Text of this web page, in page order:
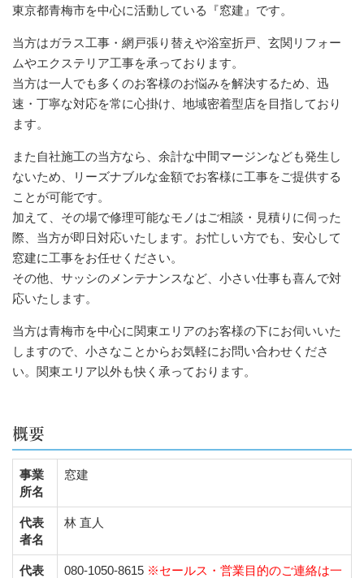
東京都青梅市を中心に活動している『窓建』です。
当方はガラス工事・網戸張り替えや浴室折戸、玄関リフォー
ムやエクステリア工事を承っております。
当方は一人でも多くのお客様のお悩みを解決するため、迅
速・丁寧な対応を常に心掛け、地域密着型店を目指しており
ます。
また自社施工の当方なら、余計な中間マージンなども発生し
ないため、リーズナブルな金額でお客様に工事をご提供する
ことが可能です。
加えて、その場で修理可能なモノはご相談・見積りに伺った
際、当方が即日対応いたします。お忙しい方でも、安心して
窓建に工事をお任せください。
その他、サッシのメンテナンスなど、小さい仕事も喜んで対
応いたします。
当方は青梅市を中心に関東エリアのお客様の下にお伺いいた
しますので、小さなことからお気軽にお問い合わせくださ
い。関東エリア以外も快く承っております。
概要
事業
所名
窓建
代表
者名
林 直人
代表
080-1050-8615 ※セールス・営業目的のご連絡は一